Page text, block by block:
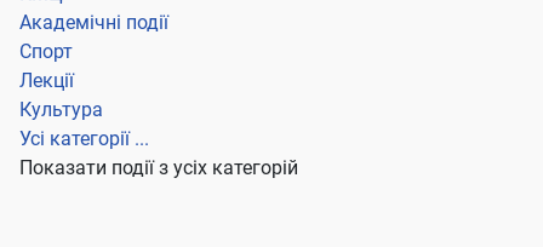
Академічні події
Спорт
Лекції
Культура
Усі категорії ...
Показати події з усіх категорій